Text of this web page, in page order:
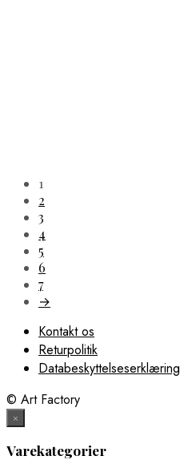
1
2
3
4
5
6
7
→
Kontakt os
Returpolitik
Databeskyttelseserklæring
© Art Factory
×
Varekategorier